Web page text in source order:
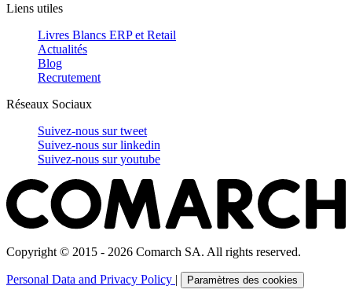
Liens utiles
Livres Blancs ERP et Retail
Actualités
Blog
Recrutement
Réseaux Sociaux
Suivez-nous surtweet
Suivez-nous surlinkedin
Suivez-nous suryoutube
Copyright © 2015 - 2026 Comarch SA. All rights reserved.
Personal Data and Privacy Policy | Paramètres des cookies